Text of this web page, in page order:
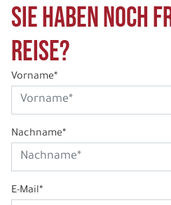
Sie haben noch
Reise?
Vorname*
Nachname*
E-Mail*